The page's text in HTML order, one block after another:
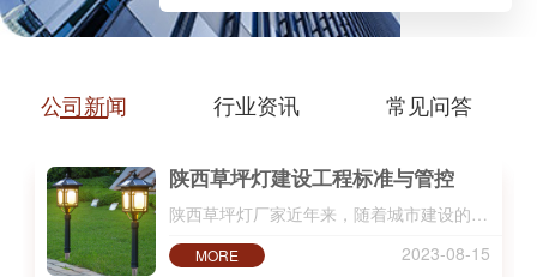
端庭院照明领域、一直坚持技术创
及LED应用，产品设计、研发、生
生产太阳能路灯、LED路灯、高杆
灯、仿古路灯、庭院灯、… ...
公司新闻 行业资讯 常见问答
陕西草坪灯建设工程标准与管控
陕西草坪灯厂家近年来，随着城市建设的不断发… ...
MORE 2023-08-15